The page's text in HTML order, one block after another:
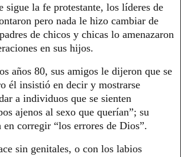
sigue la fe protestante, los líderes de
pero nada le hizo cambiar de
de chicos y chicas lo amenazaron
en sus hijos.
años 80, sus amigos le dijeron que se
él insistió en decir y mostrarse
a individuos que se sienten
ajenos al sexo que querían”; su
en corregir “los errores de Dios”.
sin genitales, o con los labios